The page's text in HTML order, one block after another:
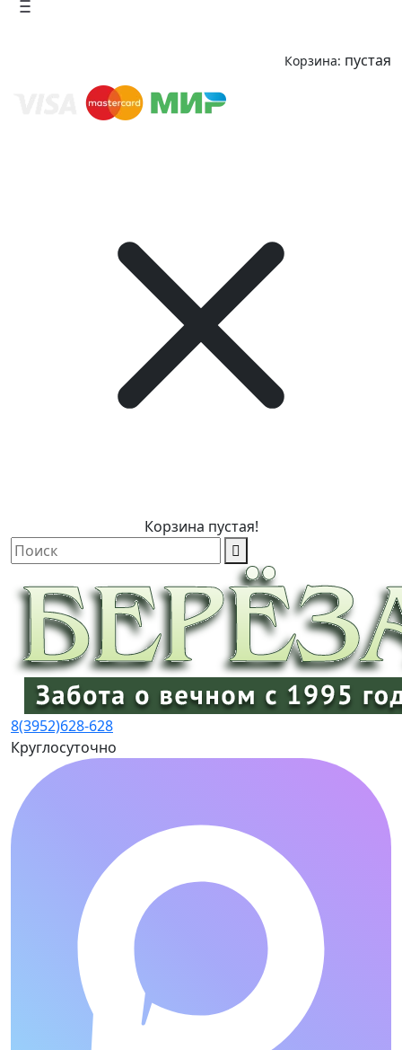
Корзина: пустая
Корзина пустая!
8(3952)628-628
Круглосуточно